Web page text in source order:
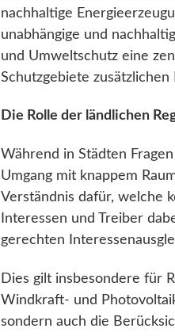
nachhaltige
unabhängige und
und Umweltschutz eine
Schutzgebiete zusätzlichen
Die Rolle der ländlichen
Während in Städten
Umgang mit knappem
Verständnis dafür, welche
Interessen und Treiber
gerechten
Dies gilt insbesondere für
Windkraft- und
sondern auch die